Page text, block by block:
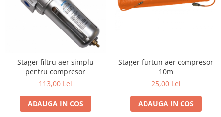
Accesorii MMA
Accesorii MIG/MAG
Accesorii TIG/WIG
Accesorii sudura in puncte
Accesorii taiere cu plasma
Accesorii tras tabla-tinichigerie
Butelii gaz
Stager filtru aer simplu
pentru compresor
113,00 Lei
ADAUGA IN COS
Stager furtun aer compresor
10m
25,00 Lei
ADAUGA IN COS